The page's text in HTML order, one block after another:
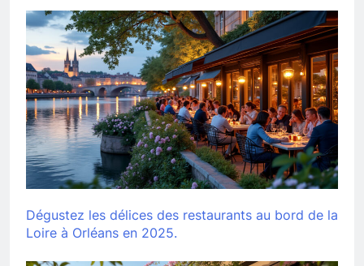
Dégustez les délices des restaurants au bord de la
Loire à Orléans en 2025.